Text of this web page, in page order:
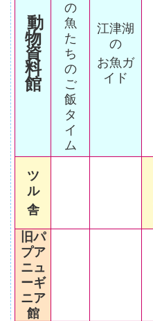
動
物
資
料
館
の
魚
た
ち
の
ご
飯
タ
イ
ム
江津湖
の
お魚ガ
イド
ツ
ル
舎
旧パ
プア
ニュ
ーギ
ニア
館